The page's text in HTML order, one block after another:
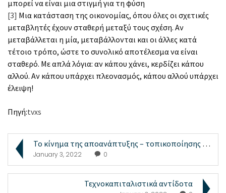
μπορεί να είναι μια στιγμή για τη φύση
[3] Μια κατάσταση της οικονομίας, όπου όλες οι σχετικές
μεταβλητές έχουν σταθερή μεταξύ τους σχέση. Αν
μεταβάλλεται η μία, μεταβάλλονται και οι άλλες κατά
τέτοιο τρόπο, ώστε το συνολικό αποτέλεσμα να είναι
σταθερό. Με απλά λόγια: αν κάπου χάνει, κερδίζει κάπου
αλλού. Αν κάπου υπάρχει πλεονασμός, κάπου αλλού υπάρχει
έλειψη!
Πηγή:tvxs
Το κίνημα της αποανάπτυξης – τοπικοποίησης κ...
January 3, 2022 0
Τεχνοκαπιταλιστικά αντίδοτα